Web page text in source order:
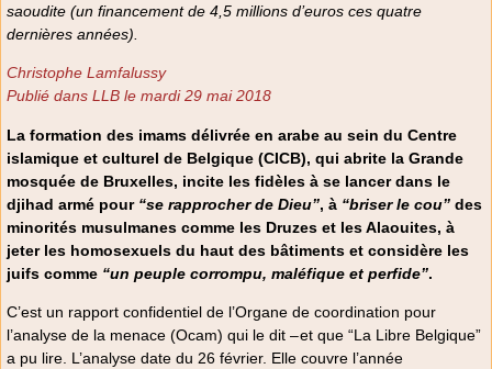
saoudite (un financement de 4,5 millions d’euros ces quatre
dernières années).
Christophe Lamfalussy
Publié dans LLB le mardi 29 mai 2018
La formation des imams délivrée en arabe au sein du Centre
islamique et culturel de Belgique (CICB), qui abrite la Grande
mosquée de Bruxelles, incite les fidèles à se lancer dans le
djihad armé pour “se rapprocher de Dieu”, à “briser le cou” des
minorités musulmanes comme les Druzes et les Alaouites, à
jeter les homosexuels du haut des bâtiments et considère les
juifs comme “un peuple corrompu, maléfique et perfide”.
C’est un rapport confidentiel de l’Organe de coordination pour
l’analyse de la menace (Ocam) qui le dit – et que “La Libre Belgique”
a pu lire. L’analyse date du 26 février. Elle couvre l’année